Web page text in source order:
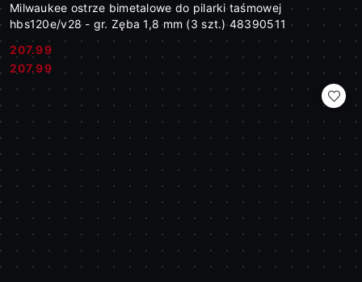
Milwaukee ostrze bimetalowe do pilarki taśmowej
hbs120e/v28 - gr. Zęba 1,8 mm (3 szt.) 48390511
Cena:
207.99
Cena:
207.99